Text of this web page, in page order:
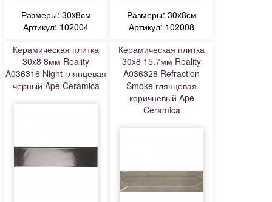
Размеры: 30x8см
Артикул: 102004
Размеры: 30x8см
Артикул: 102008
Керамическая плитка
30x8 8мм Reality
A036316 Night глянцевая
черный Ape Ceramica
Керамическая плитка
30x8 15.7мм Reality
A036328 Refraction
Smoke глянцевая
коричневый Ape
Ceramica